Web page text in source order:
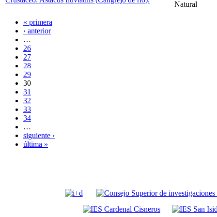
Natural
« primera
‹ anterior
…
26
27
28
29
30
31
32
33
34
…
siguiente ›
última »